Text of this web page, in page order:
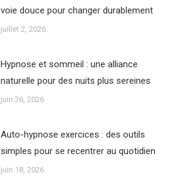
voie douce pour changer durablement
juillet 2, 2026
Hypnose et sommeil : une alliance
naturelle pour des nuits plus sereines
juin 26, 2026
Auto-hypnose exercices : des outils
simples pour se recentrer au quotidien
juin 18, 2026